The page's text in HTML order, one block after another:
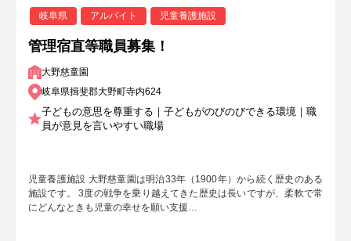
岐阜県 アルバイト 児童養護施設
管理宿直等職員募集！
大野慈童園
岐阜県揖斐郡大野町寺内624
子どもの意思を尊重する｜子どもがのびのびできる環境｜職
員が意見を言いやすい職場
児童養護施設 大野慈童園は明治33年（1900年）から続く歴史のある
施設です。 3度の戦争を乗り越えてきた歴史は長いですが、柔軟で常
にどんなときも児童の幸せを願い支援…